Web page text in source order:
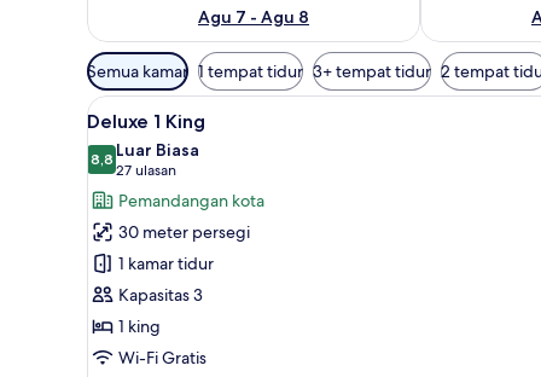
Agu 7 - Agu 8
Filter
tersedia
untuk
kamar
Semua kamar 1 tempat tidur 3+ tempat tidur 2 tempat
Lihat
semua
foto
untuk
Deluxe
1
King
Deluxe 1 King | 1 kamar tidur,
5
Deluxe 1 King
8,88,8 dari 10
Luar Biasa
27 ulasan
(27
ulasan)
Pemandangan kota
30 meter persegi
1 kamar tidur
Kapasitas 3
1 king
Wi-Fi Gratis